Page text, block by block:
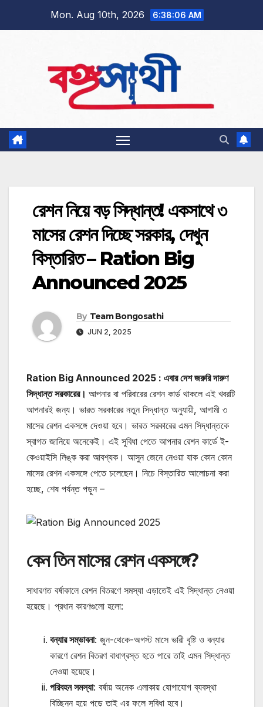
Mon. Aug 10th, 2026 6:38:06 AM
রেশন নিয়ে বড় সিদ্ধান্ত! একসাথে ৩
মাসের রেশন দিচ্ছে সরকার, দেখুন
বিস্তারিত – Ration Big
Announced 2025
By Team Bongosathi
JUN 2, 2025
Ration Big Announced 2025 : এবার দেশ জরুরি দারুণ
সিদ্ধান্ত সরকারের। আপনার বা পরিবারের রেশন কার্ড থাকলে এই খবরটি
আপনারই জন্য। ভারত সরকারের নতুন সিদ্ধান্ত অনুযায়ী, আগামী ৩
মাসের রেশন একসঙ্গে দেওয়া হবে। ভারত সরকারের এমন সিদ্ধান্তকে
স্বাগত জানিয়ে অনেকেই। এই সুবিধা পেতে আপনার রেশন কার্ডে ই-
কেওয়াইসি লিঙ্ক করা আবশ্যক। আসুন জেনে নেওয়া যাক কোন কোন
মাসের রেশন একসঙ্গে পেতে চলেছেন। নিচে বিস্তারিত আলোচনা করা
হচ্ছে, শেষ পর্যন্ত পড়ুন –
কেন তিন মাসের রেশন একসঙ্গে?
সাধারণত বর্ষাকালে রেশন বিতরণে সমস্যা এড়াতেই এই সিদ্ধান্ত নেওয়া
হয়েছে। প্রধান কারণগুলো হলো:
বন্যার সম্ভাবনা: জুন-থেকে-অগস্ট মাসে ভারী বৃষ্টি ও বন্যার
কারণে রেশন বিতরণ বাধাগ্রস্ত হতে পারে তাই এমন সিদ্ধান্ত
নেওয়া হয়েছে।
পরিবহন সমস্যা: বর্ষায় অনেক এলাকায় যোগাযোগ ব্যবস্থা
বিচ্ছিন্ন হয়ে পড়ে তাই এর ফলে সুবিধা হবে।